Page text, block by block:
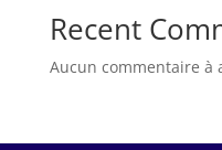
Recent
Aucun commentaire à